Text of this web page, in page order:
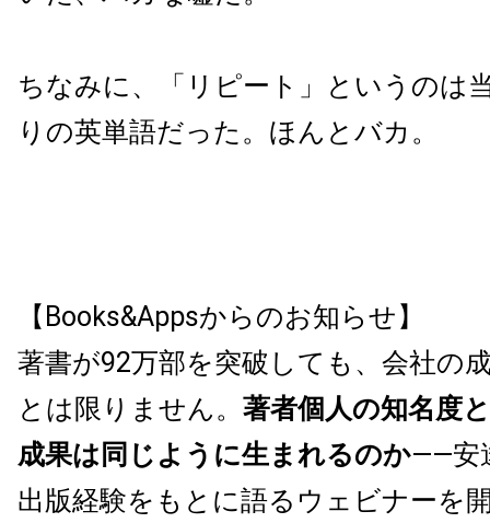
ちなみに、「リピート」というのは
りの英単語だった。ほんとバカ。
【Books&Appsからのお知らせ】
著書が92万部を突破しても、会社の
とは限りません。 著者個人の知名度
成果は同じように生まれるのか——安
出版経験をもとに語るウェビナーを